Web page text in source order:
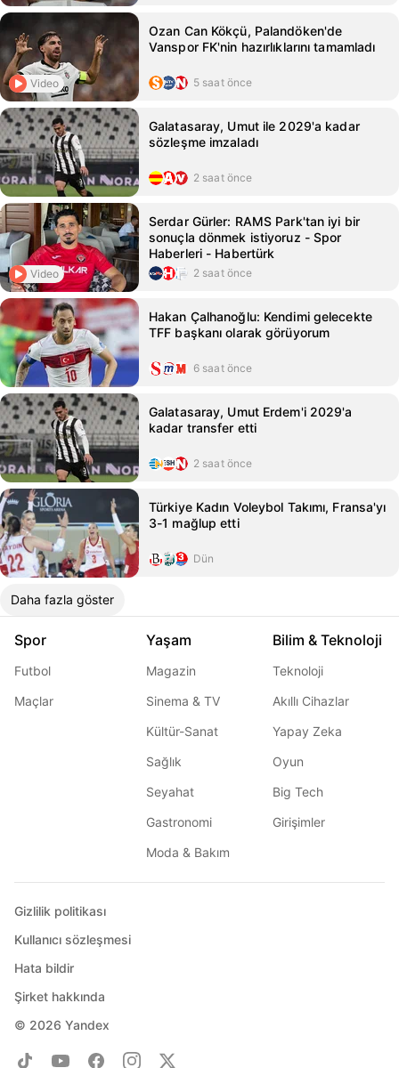
Video
Ozan Can Kökçü, Palandöken'de
Vanspor FK'nin hazırlıklarını tamamladı
5 saat önce
Galatasaray, Umut ile 2029'a kadar
sözleşme imzaladı
2 saat önce
Video
Serdar Gürler: RAMS Park'tan iyi bir
sonuçla dönmek istiyoruz - Spor
Haberleri - Habertürk
2 saat önce
Hakan Çalhanoğlu: Kendimi gelecekte
TFF başkanı olarak görüyorum
6 saat önce
Galatasaray, Umut Erdem'i 2029'a
kadar transfer etti
2 saat önce
Türkiye Kadın Voleybol Takımı, Fransa'yı
3-1 mağlup etti
Dün
Daha fazla göster
Spor
Futbol
Maçlar
Yaşam
Magazin
Sinema & TV
Kültür-Sanat
Sağlık
Seyahat
Gastronomi
Moda & Bakım
Bilim & Teknoloji
Teknoloji
Akıllı Cihazlar
Yapay Zeka
Oyun
Big Tech
Girişimler
© 2026 Yandex
Gizlilik politikası
Kullanıcı sözleşmesi
Hata bildir
Şirket hakkında